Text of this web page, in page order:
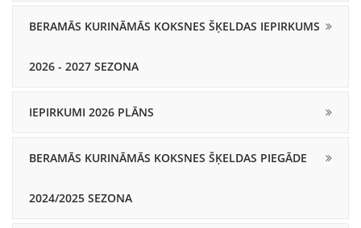
BERAMĀS KURINĀMĀS KOKSNES ŠĶELDAS IEPIRKUMS
2026 - 2027 SEZONA
IEPIRKUMI 2026 PLĀNS
BERAMĀS KURINĀMĀS KOKSNES ŠĶELDAS PIEGĀDE
2024/2025 SEZONA